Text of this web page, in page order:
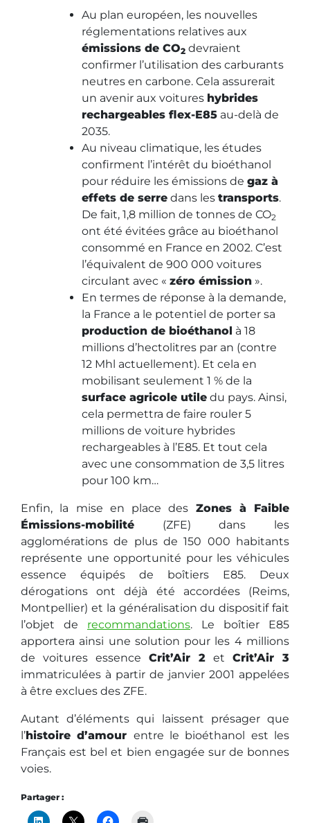
Au plan européen, les nouvelles
réglementations relatives aux
émissions de CO2 devraient
confirmer l’utilisation des carburants
neutres en carbone. Cela assurerait
un avenir aux voitures hybrides
rechargeables flex-E85 au-delà de
2035.
Au niveau climatique, les études
confirment l’intérêt du bioéthanol
pour réduire les émissions de gaz à
effets de serre dans les transports.
De fait, 1,8 million de tonnes de CO2
ont été évitées grâce au bioéthanol
consommé en France en 2002. C’est
l’équivalent de 900 000 voitures
circulant avec « zéro émission ».
En termes de réponse à la demande,
la France a le potentiel de porter sa
production de bioéthanol à 18
millions d’hectolitres par an (contre
12 Mhl actuellement). Et cela en
mobilisant seulement 1 % de la
surface agricole utile du pays. Ainsi,
cela permettra de faire rouler 5
millions de voiture hybrides
rechargeables à l’E85. Et tout cela
avec une consommation de 3,5 litres
pour 100 km…
Enfin, la mise en place des Zones à Faible
Émissions-mobilité (ZFE) dans les
agglomérations de plus de 150 000 habitants
représente une opportunité pour les véhicules
essence équipés de boîtiers E85. Deux
dérogations ont déjà été accordées (Reims,
Montpellier) et la généralisation du dispositif fait
l’objet de recommandations. Le boîtier E85
apportera ainsi une solution pour les 4 millions
de voitures essence Crit’Air 2 et Crit’Air 3
immatriculées à partir de janvier 2001 appelées
à être exclues des ZFE.
Autant d’éléments qui laissent présager que
l’histoire d’amour entre le bioéthanol est les
Français est bel et bien engagée sur de bonnes
voies.
Partager :